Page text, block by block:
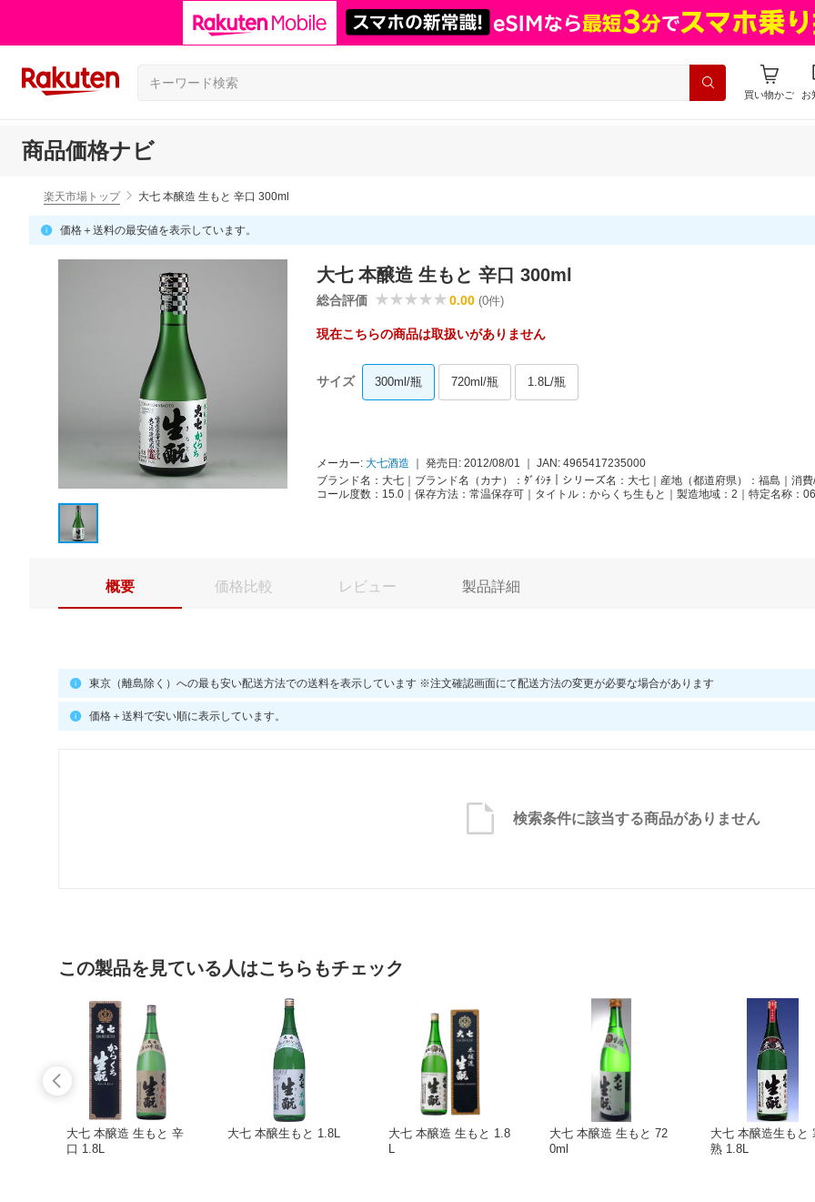
買い物かご お
商品価格ナビ
楽天市場トップ 大七 本醸造 生もと 辛口 300ml
価格＋送料の最安値を表示しています。
大七 本醸造 生もと 辛口 300ml
総合評価 0.00 (0件)
現在こちらの商品は取扱いがありません
サイズ 300ml/瓶 720ml/瓶 1.8L/瓶
メーカー: 大七酒造 発売日: 2012/08/01 JAN: 4965417235000
ブランド名：大七｜ブランド名（カナ）：ﾀﾞｲｼﾁ｜シリーズ名：大七｜産地（都道府県）：福島｜
コール度数：15.0｜保存方法：常温保存可｜タイトル：からくち生もと｜製造地域：2｜特定名称：06
概要 価格比較 レビュー 製品詳細
東京（離島除く）への最も安い配送方法での送料を表示しています ※注文確認画面にて配送方法の変更が必要な場合があります
価格＋送料で安い順に表示しています。
検索条件に該当する商品がありません
この製品を見ている人はこちらもチェック
大七 本醸造 生もと 辛
口 1.8L
大七 本醸生もと 1.8L
大七 本醸造 生もと 1.8
L
大七 本醸造 生もと 72
0ml
大七 本醸造生もと
熟 1.8L